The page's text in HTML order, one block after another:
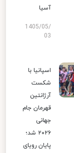
آسیا
1405/05/
03
اسپانیا با
شکست
آرژانتین
قهرمان جام
جهانی
۲۰۲۶ شد؛
پایان رویای